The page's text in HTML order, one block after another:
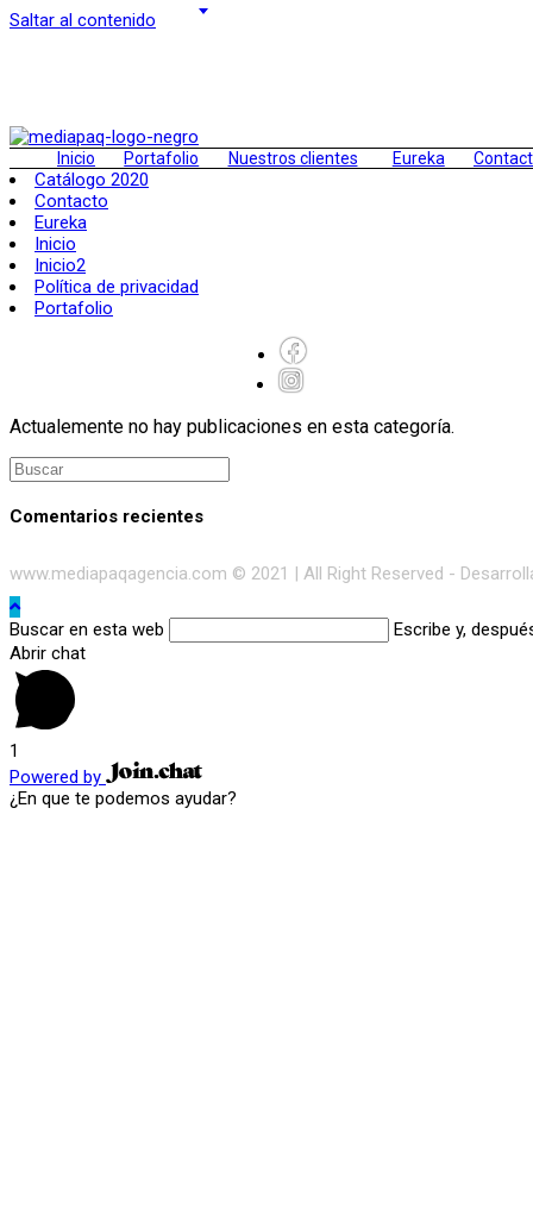
Saltar al contenido
Inicio Portafolio Nuestros clientes Eureka
Catálogo 2020
Contacto
Eureka
Inicio
Inicio2
Política de privacidad
Portafolio
Actualemente no hay publicaciones en esta categoría.
Comentarios recientes
www.mediapaqagencia.com © 2021 | All Right Reserved -
Buscar en esta web
Escribe y,
Abrir chat
1
Powered by
¿En que te podemos ayudar?